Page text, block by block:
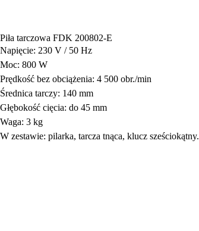
Piła tarczowa FDK 200802-E
Napięcie: 230 V / 50 Hz
Moc: 800 W
Prędkość bez obciążenia: 4 500 obr./min
Średnica tarczy: 140 mm
Głębokość cięcia: do 45 mm
Waga: 3 kg
W zestawie: pilarka, tarcza tnąca, klucz sześciokątny.